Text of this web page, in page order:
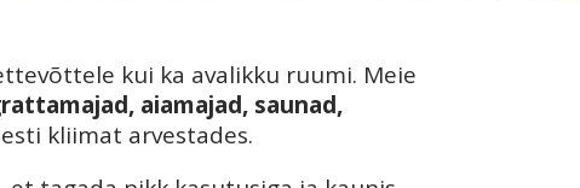
kui ka avalikku ruumi. Meie
aiamajad, saunad,
kliimat arvestades.